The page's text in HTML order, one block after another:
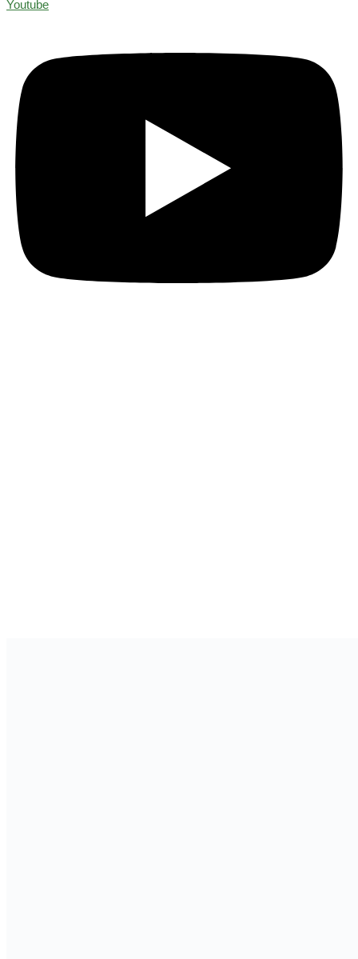
Youtube